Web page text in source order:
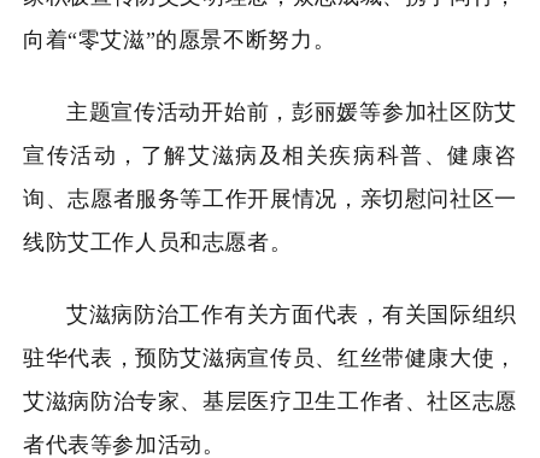
向着“零艾滋”的愿景不断努力 。
主题宣传活动开始前，彭丽媛等参加社区防艾
宣传活动，了解艾滋病及相关疾病科普、健康咨
询、志愿者服务等工作开展情况，亲切慰问社区一
线防艾工作人员和志愿者。
艾滋病防治工作有关方面代表，有关国际组织
驻华代表，预防艾滋病宣传员、红丝带健康大使，
艾滋病防治专家、基层医疗卫生工作者、社区志愿
者代表等参加活动。